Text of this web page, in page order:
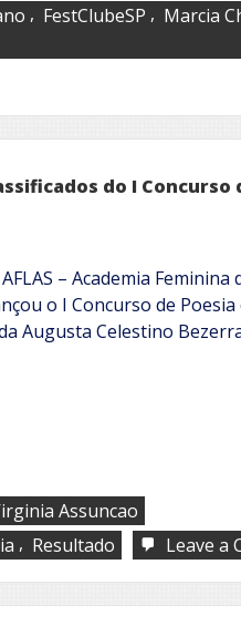
, FestClubeSP , Marcia
do I Concurso
– Academia
o I Concurso de
Augusta Celestino
Assuncao
, Resultado Leave a